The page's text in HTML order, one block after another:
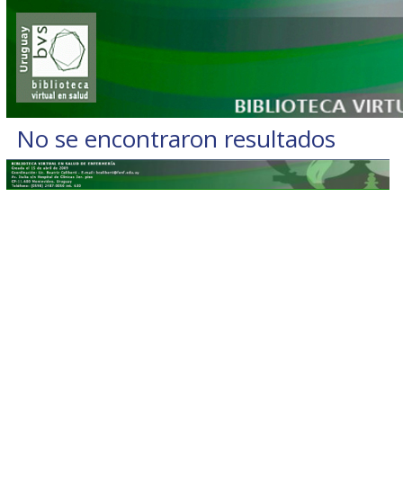
No se encontraron resultados